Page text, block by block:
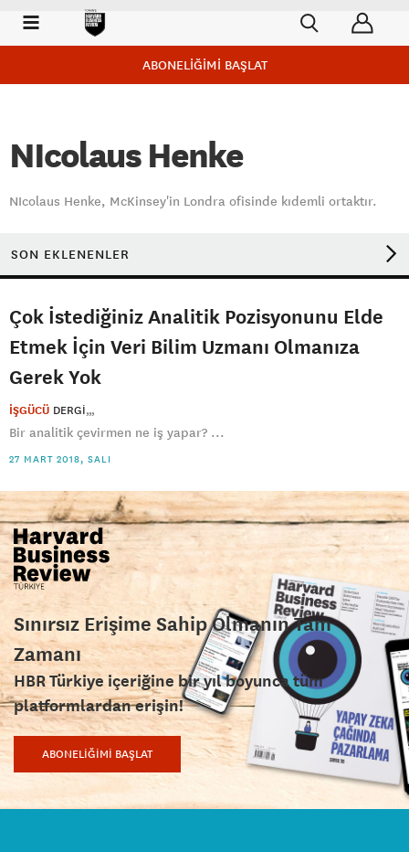
ABONELİĞİMİ BAŞLAT
NIcolaus Henke
NIcolaus Henke, McKinsey'in Londra ofisinde kıdemli ortaktır.
SON EKLENENLER
Çok İstediğiniz Analitik Pozisyonunu Elde
Etmek İçin Veri Bilim Uzmanı Olmanıza
Gerek Yok
İŞGÜCÜ DERGI
Bir analitik çevirmen ne iş yapar? ...
27 MART 2018, SALI
Sınırsız Erişime Sahip Olmanın Tam
Zamanı
HBR Türkiye içeriğine bir yıl boyunca tüm
platformlardan erişin!
ABONELİĞİMİ BAŞLAT